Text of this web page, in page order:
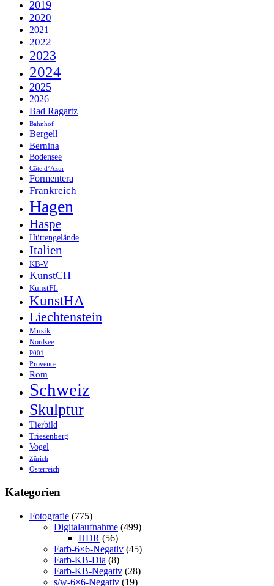
2019
2020
2021
2022
2023
2024
2025
2026
Bad Ragartz
Bahnhof
Bergell
Bernina
Bodensee
Côte d’Azur
Formentera
Frankreich
Hagen
Haspe
Hüttengelände
Italien
KB-V
KunstCH
KunstFL
KunstHA
Liechtenstein
Musik
Nordsee
P001
Provence
Rom
Schweiz
Skulptur
Tierbild
Triesenberg
Vogel
Zürich
Österreich
Kategorien
Fotografie (775)
Digitalaufnahme (499)
HDR (56)
Farb-6×6-Negativ (45)
Farb-KB-Dia (8)
Farb-KB-Negativ (28)
s/w-6×6-Negativ (19)